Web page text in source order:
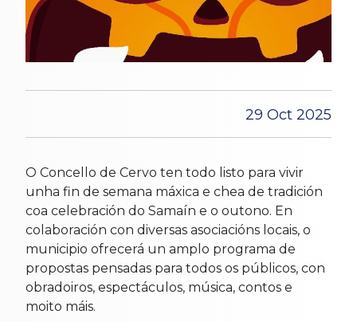
29 Oct 2025
O Concello de Cervo ten todo listo para vivir
unha fin de semana máxica e chea de tradición
coa celebración do Samaín e o outono. En
colaboración con diversas asociacións locais, o
municipio ofrecerá un amplo programa de
propostas pensadas para todos os públicos, con
obradoiros, espectáculos, música, contos e
moito máis.